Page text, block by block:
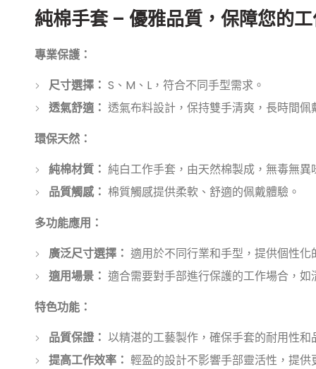
純棉手套 – 優雅品質，保障您的
專業保護：
尺寸選擇： S、M、L，符合不同手型需求。
透氣舒適： 透氣布料設計，保持雙手清爽，長時間佩
環保天然：
純棉材質： 純白工作手套，由天然棉製成，無毒無
品質觸感： 棉質觸感提供柔軟、舒適的佩戴體驗。
多功能應用：
廣泛尺寸選擇： 適用於不同行業和手型，提供個性化
適用場景： 適合需要對手部進行保護的工作場合，
特色功能：
品質保證： 以精湛的工藝製作，確保手套的耐用性和
提高工作效率： 輕盈的設計不影響手部靈活性，提供